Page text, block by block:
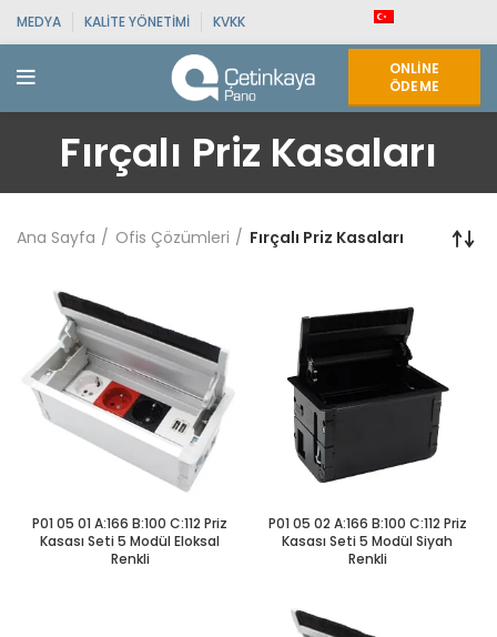
MEDYA KALITE YÖNETIMI KVKK
ONLINE
ÖDEME
Fırçalı Priz Kasaları
Ana Sayfa Ofis Çözümleri Fırçalı Priz Kasaları
P01 05 01 A:166 B:100 C:112 Priz
Kasası Seti 5 Modül Eloksal
Renkli
P01 05 02 A:166 B:100 C:112 Priz
Kasası Seti 5 Modül Siyah
Renkli